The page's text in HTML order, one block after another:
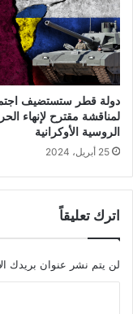
دولة قطر ستستضيف
لمناقشة مقترح لإنهاء
الروسية الأوكرانية
25 أبريل، 2024
اترك تعليقاً
لن يتم نشر عنوان بريدك